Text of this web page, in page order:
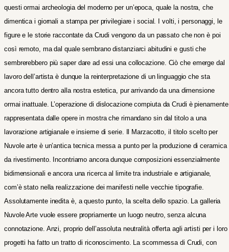
questi ormai archeologia del moderno per un’epoca, quale la nostra, che
dimentica i giornali a stampa per privilegiare i social. I volti, i personaggi, le
figure e le storie raccontate da Crudi vengono da un passato che non è poi
così remoto, ma dal quale sembrano distanziarci abitudini e gusti che
sembrerebbero più saper dare ad essi una collocazione. Ciò che emerge dal
lavoro dell’artista è dunque la reinterpretazione di un linguaggio che sta
ancora tutto dentro alla nostra estetica, pur arrivando da una dimensione
ormai inattuale. L’operazione di dislocazione compiuta da Crudi è pienamente
rappresentata dalle opere in mostra che rimandano sin dal titolo a una
lavorazione artigianale e insieme di serie. Il Marzacotto, il titolo scelto per
Nuvole arte è un’antica tecnica messa a punto per la produzione di ceramica
da rivestimento. Incontriamo ancora dunque composizioni essenzialmente
bidimensionali e ancora una ricerca al limite tra industriale e artigianale,
com’è stato nella realizzazione dei manifesti nelle vecchie tipografie.
Assolutamente inedita è, a questo punto, la scelta dello spazio. La galleria
Nuvole Arte vuole essere propriamente un luogo neutro, senza alcuna
connotazione. Anzi, proprio dell’assoluta neutralità offerta agli artisti per i loro
progetti ha fatto un tratto di riconoscimento. La scommessa di Crudi, con